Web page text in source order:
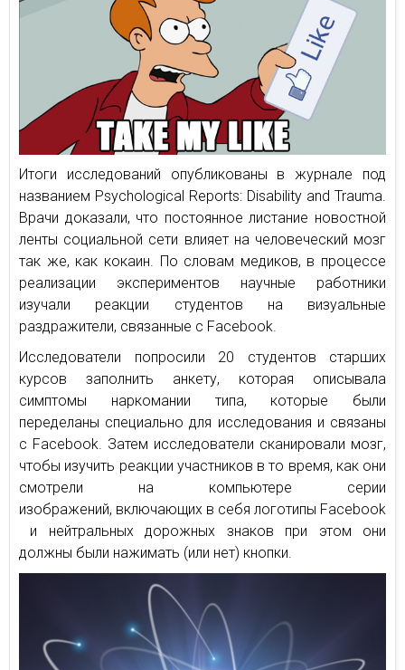
Итоги исследований опубликованы в журнале под
названием Psychological Reports: Disability and Trauma.
Врачи доказали, что постоянное листание новостной
ленты социальной сети влияет на человеческий мозг
так же, как кокаин. По словам медиков, в процессе
реализации экспериментов научные работники
изучали реакции студентов на визуальные
раздражители, связанные с Facebook.
Исследователи попросили 20 студентов старших
курсов заполнить анкету, которая описывала
симптомы наркомании типа, которые были
переделаны специально для исследования и связаны
с Facebook. Затем исследователи сканировали мозг,
чтобы изучить реакции участников в то время, как они
смотрели на компьютере серии
изображений, включающих в себя логотипы Facebook
и нейтральных дорожных знаков при этом они
должны были нажимать (или нет) кнопки.